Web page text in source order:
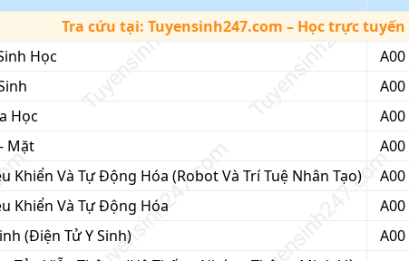
Tra cứu tại: Tuyensinh247.com – Học trực tuyến
Học A00
A00
Học A00
Mặt A00
Khiển Và Tự Động Hóa (Robot Và Trí Tuệ Nhân Tạo) A00
Khiển Và Tự Động Hóa A00
(Điện Tử Y Sinh) A00